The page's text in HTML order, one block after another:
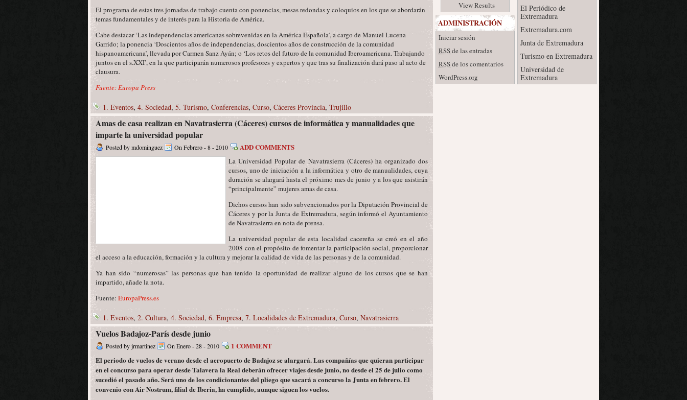
El programa de estas tres jornadas de trabajo cuenta con ponencias, mesas redondas y coloquios en los que se abordarán
temas fundamentales y de interés para la Historia de América.
Cabe destacar ‘Las independencias americanas sobrevenidas en la América Española’, a cargo de Manuel Lucena
Garrido; la ponencia ‘Doscientos años de independencias, doscientos años de construcción de la comunidad
hispanoamericana’, llevada por Carmen Sanz Ayán; o ‘Los retos del futuro de la comunidad Iberoamericana. Trabajando
juntos en el s.XXI’, en la que participarán numerosos profesores y expertos y que tras su finalización dará paso al acto de
clausura.
Fuente: Europa Press
1. Eventos, 4. Sociedad, 5. Turismo, Conferencias, Curso, Cáceres Provincia, Trujillo
Amas de casa realizan en Navatrasierra (Cáceres) cursos de informática y manualidades que
imparte la universidad popular
Posted by mdominguez On Febrero - 8 - 2010 ADD COMMENTS
La Universidad Popular de Navatrasierra (Cáceres) ha organizado dos
cursos, uno de iniciación a la informática y otro de manualidades, cuya
duración se alargará hasta el próximo mes de junio y a los que asistirán
“principalmente” mujeres amas de casa.
Dichos cursos han sido subvencionados por la Diputación Provincial de
Cáceres y por la Junta de Extremadura, según informó el Ayuntamiento
de Navatrasierra en nota de prensa.
La universidad popular de esta localidad cacereña se creó en el año
2008 con el propósito de fomentar la participación social, proporcionar
el acceso a la educación, formación y la cultura y mejorar la calidad de vida de las personas y de la comunidad.
Ya han sido “numerosas” las personas que han tenido la oportunidad de realizar alguno de los cursos que se han
impartido, añade la nota.
Fuente: EuropaPress.es
1. Eventos, 2. Cultura, 4. Sociedad, 6. Empresa, 7. Localidades de Extremadura, Curso, Navatrasierra
Vuelos Badajoz-París desde junio
Posted by jrmartinez On Enero - 28 - 2010
1 COMMENT
El periodo de vuelos de verano desde el aeropuerto de Badajoz se alargará. Las compañías que quieran participar
en el concurso para operar desde Talavera la Real deberán ofrecer viajes desde junio, no desde el 25 de julio como
sucedió el pasado año. Será uno de los condicionantes del pliego que sacará a concurso la Junta en febrero. El
convenio con Air Nostrum, filial de Iberia, ha cumplido, aunque siguen los vuelos.
El Periódico de
Extremadura
Extremadura.com
Junta de Extremadura
Turismo en Extremadura
Universidad de
Extremadura
View Results
ADMINISTRACIÓN
Iniciar sesión
RSSde las entradas
RSSde los comentarios
WordPress.org